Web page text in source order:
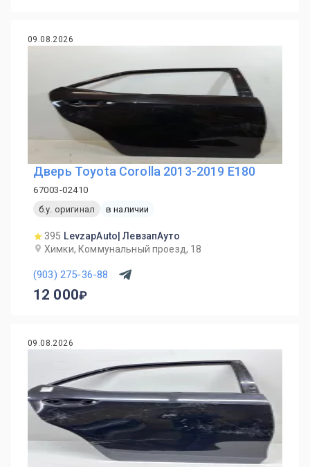
09.08.2026
Дверь Toyota Corolla 2013-2019 E180
67003-02410
б.у. оригинал
в наличии
395 LevzapAuto| ЛевзапАуто
Химки, Коммунальный проезд, 18
(903) 275-36-88
12 000
09.08.2026